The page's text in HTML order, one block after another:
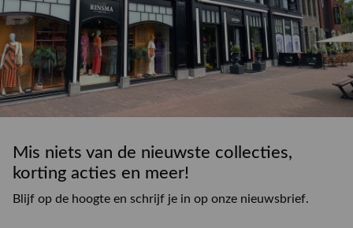
Mis niets van de nieuwste collecties,
korting acties en meer!
Blijf op de hoogte en schrijf je in op onze nieuwsbrief.